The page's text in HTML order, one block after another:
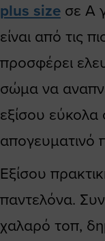
plus size σε Α
είναι από τις
προσφέρει
σώμα να
εξίσου
απογευματινό
Εξίσου
παντελόνα.
χαλαρό τοπ,